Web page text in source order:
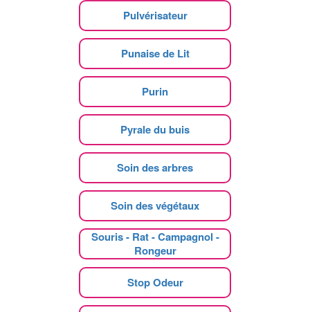
Pulvérisateur
Punaise de Lit
Purin
Pyrale du buis
Soin des arbres
Soin des végétaux
Souris - Rat - Campagnol -
Rongeur
Stop Odeur